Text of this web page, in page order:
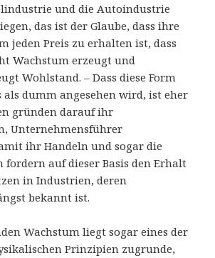
und die Autoindustrie
das ist der Glaube, dass ihre
jeden Preis zu erhalten ist, dass
Wachstum erzeugt und
Wohlstand. – Dass diese Form
als dumm angesehen wird, ist eher
gründen darauf ihr
Unternehmensführer
ihr Handeln und sogar die
fordern auf dieser Basis den Erhalt
in Industrien, deren
bekannt ist.
Wachstum liegt sogar eines der
Prinzipien zugrunde,